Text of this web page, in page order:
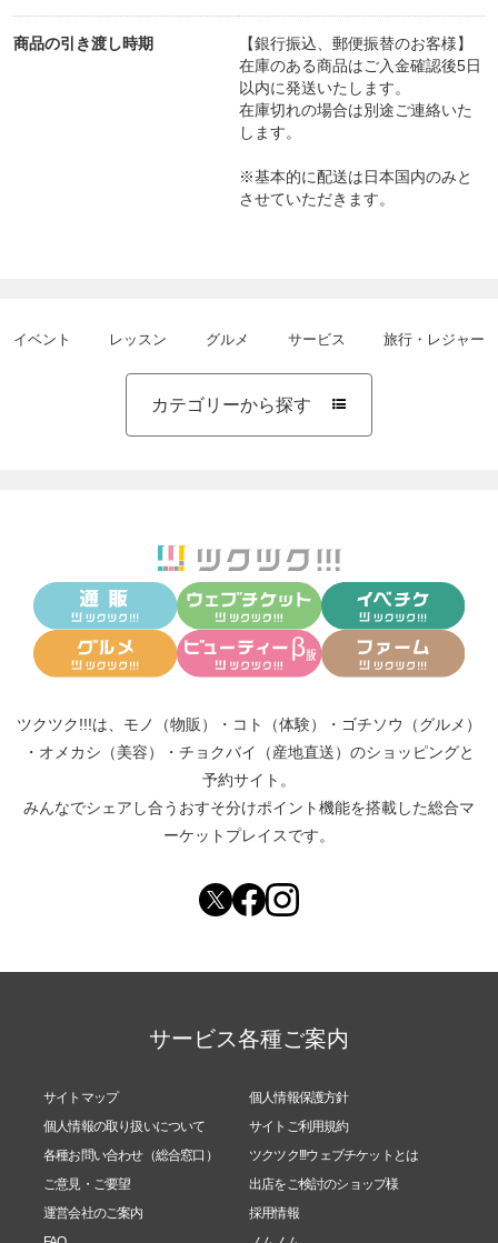
商品の引き渡し時期
【銀行振込、郵便振替のお客様】
在庫のある商品はご入金確認後5日
以内に発送いたします。
在庫切れの場合は別途ご連絡いた
します。
※基本的に配送は日本国内のみと
させていただきます。
イベント レッスン グルメ サービス 旅行・レジャー
カテゴリーから探す 
ツクツク!!!は、 モノ（物販） ・ コト（体験） ・ ゴチソウ（グルメ）
・ オメカシ（美容） ・ チョクバイ（産地直送） のショッピングと
予約サイト。
みんなでシェアし合う おすそ分けポイント機能を搭載した総合マ
ーケットプレイスです。
サービス各種ご案内
サイトマップ
個人情報保護方針
個人情報の取り扱いについて
サイトご利用規約
各種お問い合わせ（総合窓口）
ツクツク!!!ウェブチケットとは
ご意見・ご要望
出店をご検討のショップ様
運営会社のご案内
採用情報